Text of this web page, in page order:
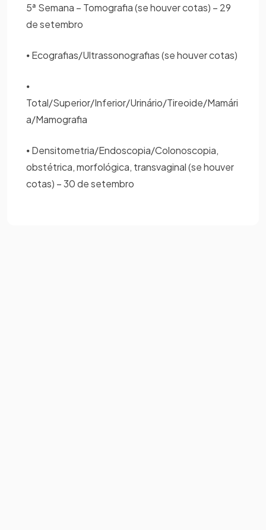
5ª Semana – Tomografia (se houver cotas) – 29
de setembro
⦁ Ecografias/Ultrassonografias (se houver cotas)
⦁
Total/Superior/Inferior/Urinário/Tireoide/Mamári
a/Mamografia
⦁ Densitometria/Endoscopia/Colonoscopia,
obstétrica, morfológica, transvaginal (se houver
cotas) – 30 de setembro